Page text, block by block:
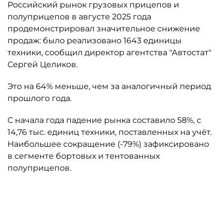
Российский рынок грузовых прицепов и
полуприцепов в августе 2025 года
продемонстрировал значительное снижение
продаж: было реализовано 1643 единицы
техники, сообщил директор агентства "Автостат"
Сергей Целиков.
Это на 64% меньше, чем за аналогичный период
прошлого года.
С начала года падение рынка составило 58%, с
14,76 тыс. единиц техники, поставленных на учёт.
Наибольшее сокращение (-79%) зафиксировано
в сегменте бортовых и тентованных
полуприцепов.